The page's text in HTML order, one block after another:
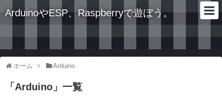
ArduinoやESP、Raspberryで遊ぼう。
ホーム Arduino
「 Arduino 」 一覧